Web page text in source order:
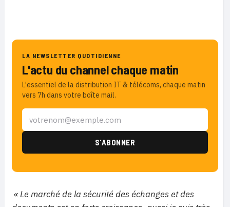
LA NEWSLETTER QUOTIDIENNE
L'actu du channel chaque matin
L'essentiel de la distribution IT & télécoms, chaque matin
vers 7h dans votre boîte mail.
« Le marché de la sécurité des échanges et des